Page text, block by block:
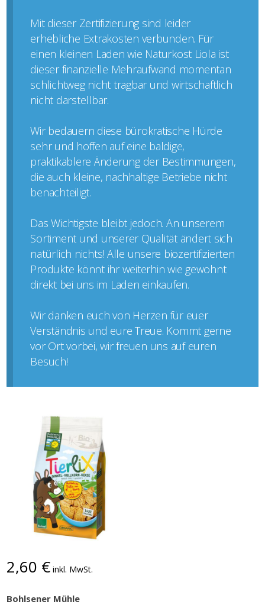
Mit dieser Zertifizierung sind leider
erhebliche Extrakosten verbunden. Für
einen kleinen Laden wie Naturkost Liola ist
dieser finanzielle Mehraufwand momentan
schlichtweg nicht tragbar und wirtschaftlich
nicht darstellbar.
Wir bedauern diese bürokratische Hürde
sehr und hoffen auf eine baldige,
praktikablere Änderung der Bestimmungen,
die auch kleine, nachhaltige Betriebe nicht
benachteiligt.
Das Wichtigste bleibt jedoch. An unserem
Sortiment und unserer Qualität ändert sich
natürlich nichts! Alle unsere biozertifizierten
Produkte könnt ihr weiterhin wie gewohnt
direkt bei uns im Laden einkaufen.
Wir danken euch von Herzen für euer
Verständnis und eure Treue. Kommt gerne
vor Ort vorbei, wir freuen uns auf euren
Besuch!
2,60 € inkl. MwSt.
Bohlsener Mühle